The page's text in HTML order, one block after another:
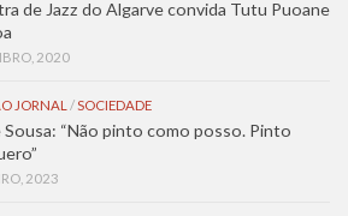
de Jazz do Algarve convida Tutu Puoane
2020
JORNAL /SOCIEDADE
Sousa: “Não pinto como posso. Pinto
2023